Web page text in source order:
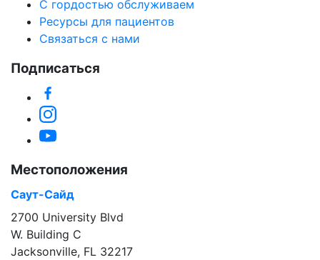
С гордостью обслуживаем
Ресурсы для пациентов
Связаться с нами
Подписаться
Instagram
YouTube
Местоположения
Саут-Сайд
2700 University Blvd
W. Building C
Jacksonville, FL 32217